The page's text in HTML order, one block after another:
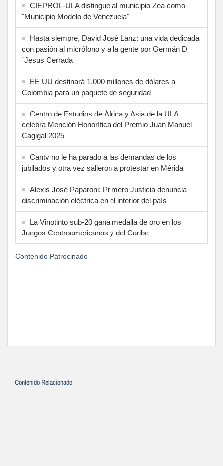
CIEPROL-ULA distingue al municipio Zea como
"Municipio Modelo de Venezuela"
Hasta siempre, David José Lanz: una vida dedicada
con pasión al micrófono y a la gente por Germán D
´Jesus Cerrada
EE UU destinará 1.000 millones de dólares a
Colombia para un paquete de seguridad
Centro de Estudios de África y Asia de la ULA
celebra Mención Honorífica del Premio Juan Manuel
Cagigal 2025
Cantv no le ha parado a las demandas de los
jubilados y otra vez salieron a protestar en Mérida
Alexis José Paparoni: Primero Justicia denuncia
discriminación eléctrica en el interior del país
La Vinotinto sub-20 gana medalla de oro en los
Juegos Centroamericanos y del Caribe
Contenido Patrocinado
Contenido Relacionado